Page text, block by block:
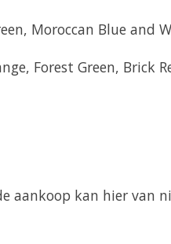
Moroccan Blue and
Forest Green, Brick
aankoop kan hier van